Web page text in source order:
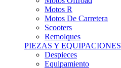
Motos R
Motos De Carretera
Scooters
Remolques
PIEZAS Y EQUIPACIONES
Despieces
Equipamiento